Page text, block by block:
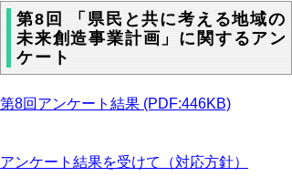
第8回 「県民と共に考える地域の
未来創造事業計画」に関するアン
ケート
第8回アンケート結果 (PDF:446KB)
アンケート結果を受けて（対応方針）